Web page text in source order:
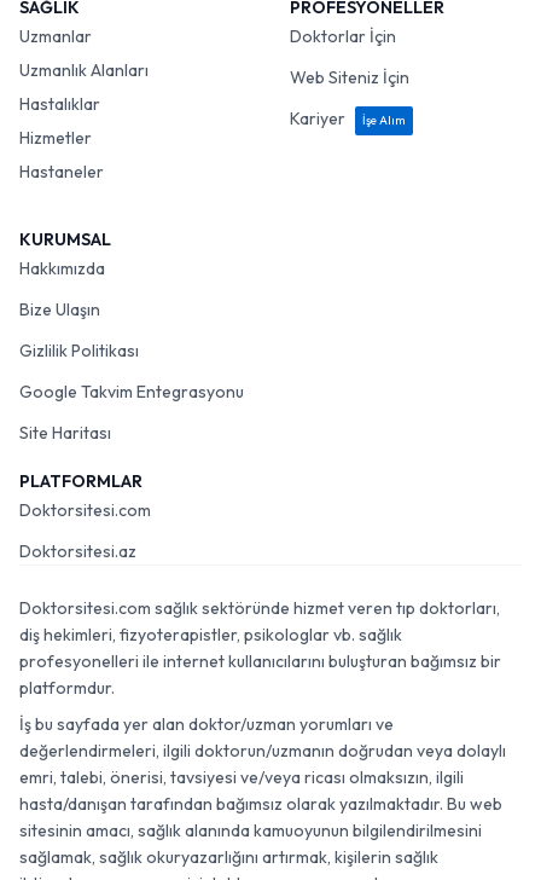
SAĞLIK
Uzmanlar
Uzmanlık Alanları
Hastalıklar
Hizmetler
Hastaneler
PROFESYONELLER
Doktorlar İçin
Web Siteniz İçin
Kariyer
İşe Alım
KURUMSAL
Hakkımızda
Bize Ulaşın
Gizlilik Politikası
Google Takvim Entegrasyonu
Site Haritası
PLATFORMLAR
Doktorsitesi.com
Doktorsitesi.az
Doktorsitesi.com sağlık sektöründe hizmet veren tıp doktorları,
diş hekimleri, fizyoterapistler, psikologlar vb. sağlık
profesyonelleri ile internet kullanıcılarını buluşturan bağımsız bir
platformdur.
İş bu sayfada yer alan doktor/uzman yorumları ve
değerlendirmeleri, ilgili doktorun/uzmanın doğrudan veya dolaylı
emri, talebi, önerisi, tavsiyesi ve/veya ricası olmaksızın, ilgili
hasta/danışan tarafından bağımsız olarak yazılmaktadır. Bu web
sitesinin amacı, sağlık alanında kamuoyunun bilgilendirilmesini
sağlamak, sağlık okuryazarlığını artırmak, kişilerin sağlık